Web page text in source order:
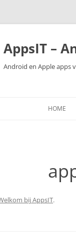
AppsIT –
Android en Apple apps
HOME
bij AppsIT.